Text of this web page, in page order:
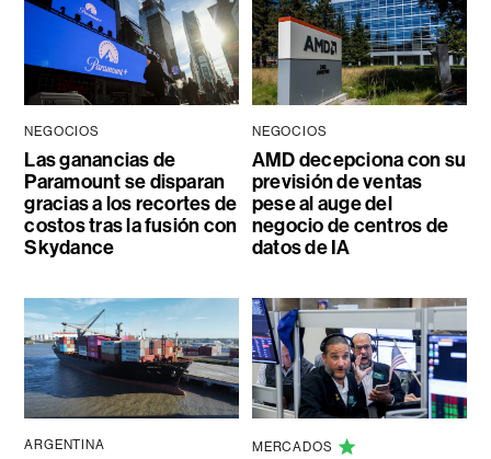
NEGOCIOS
Las ganancias de
Paramount se disparan
gracias a los recortes de
costos tras la fusión con
Skydance
NEGOCIOS
AMD decepciona con su
previsión de ventas
pese al auge del
negocio de centros de
datos de IA
ARGENTINA MERCADOS